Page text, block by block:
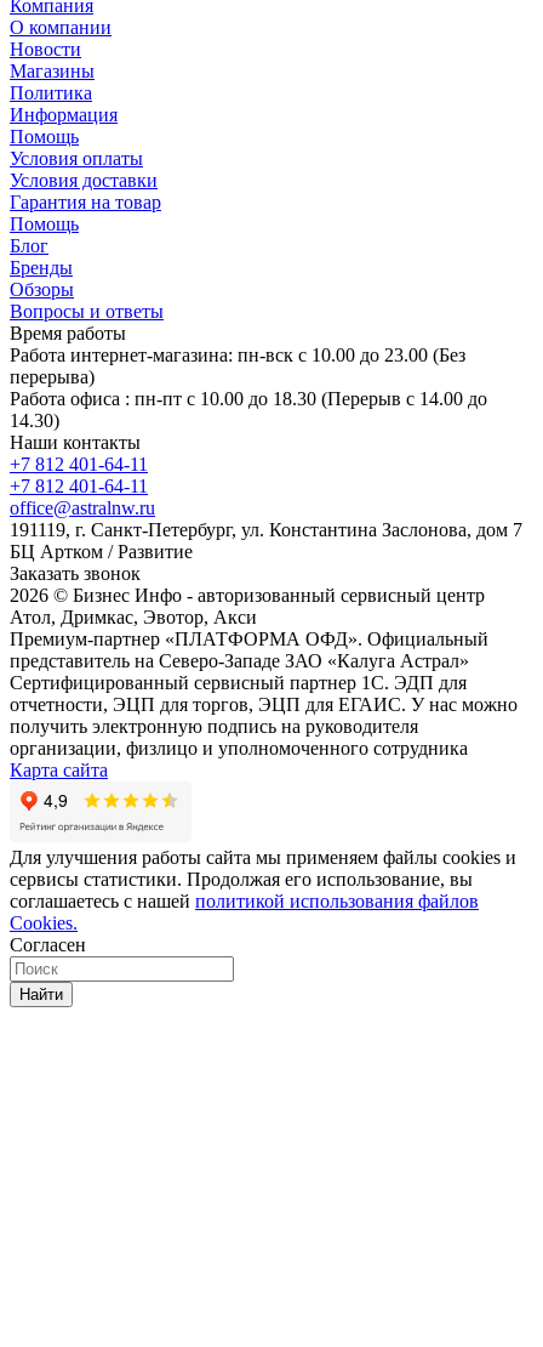
Компания
О компании
Новости
Магазины
Политика
Информация
Помощь
Условия оплаты
Условия доставки
Гарантия на товар
Помощь
Блог
Бренды
Обзоры
Вопросы и ответы
Время работы
Работа интернет-магазина: пн-вск с 10.00 до 23.00 (Без
перерыва)
Работа офиса : пн-пт с 10.00 до 18.30 (Перерыв с 14.00 до
14.30)
Наши контакты
+7 812 401-64-11
+7 812 401-64-11
office@astralnw.ru
191119, г. Санкт-Петербург, ул. Константина Заслонова, дом 7
БЦ Артком / Развитие
Заказать звонок
2026 © Бизнес Инфо - авторизованный сервисный центр
Атол, Дримкас, Эвотор, Акси
Премиум-партнер «ПЛАТФОРМА ОФД». Официальный
представитель на Северо-Западе ЗАО «Калуга Астрал»
Сертифицированный сервисный партнер 1C. ЭДП для
отчетности, ЭЦП для торгов, ЭЦП для ЕГАИС. У нас можно
получить электронную подпись на руководителя
организации, физлицо и уполномоченного сотрудника
Карта сайта
Для улучшения работы сайта мы применяем файлы cookies и
сервисы статистики. Продолжая его использование, вы
соглашаетесь с нашей политикой использования файлов
Cookies.
Согласен
Найти